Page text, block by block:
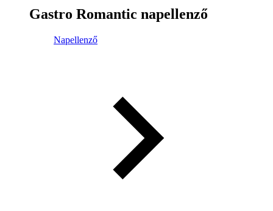
Gastro Romantic napellenző
Napellenző